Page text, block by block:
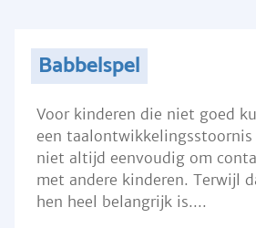
Babbelspel
Voor kinderen die niet goed
een taalontwikkelingsstoornis
niet altijd eenvoudig om
met andere kinderen. Terwijl
hen heel belangrijk is....